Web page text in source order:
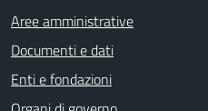
Aree amministrative
Documenti e dati
Enti e fondazioni